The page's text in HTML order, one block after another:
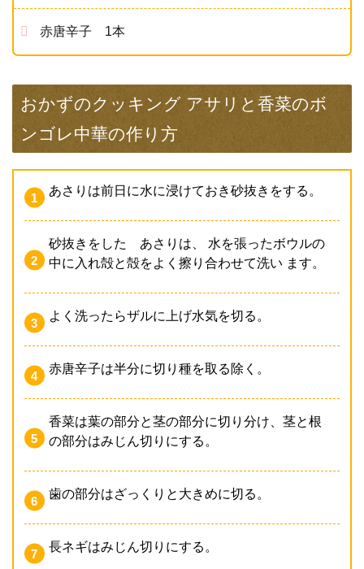
赤唐辛子 1本
おかずのクッキング アサリと香菜のボ
ンゴレ中華の作り方
あさりは前日に水に浸けておき砂抜きをする。
砂抜きをした あさりは、 水を張ったボウルの
中に入れ殻と殻をよく擦り合わせて洗い ます。
よく洗ったらザルに上げ水気を切る。
赤唐辛子は半分に切り種を取る除く。
香菜は葉の部分と茎の部分に切り分け、茎と根
の部分はみじん切りにする。
歯の部分はざっくりと大きめに切る。
長ネギはみじん切りにする。